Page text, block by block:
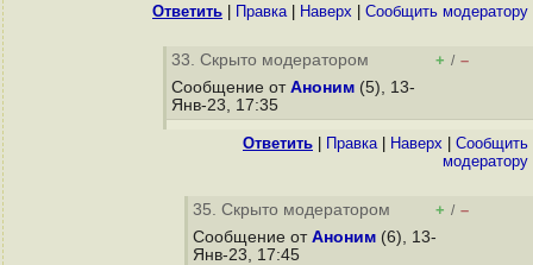
Ответить Правка| Наверх Cообщить модератору
33. Скрыто модератором + / –
Сообщение от Аноним (5), 13-
Янв-23, 17:35
Ответить Правка| Наверх
Cообщить
модератору
35. Скрыто модератором + / –
Сообщение от Аноним (6), 13-
Янв-23, 17:45